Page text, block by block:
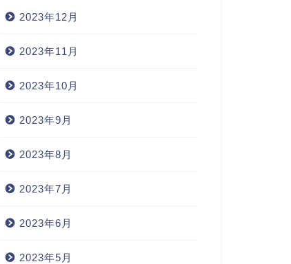
2023年12月
2023年11月
2023年10月
2023年9月
2023年8月
2023年7月
2023年6月
2023年5月